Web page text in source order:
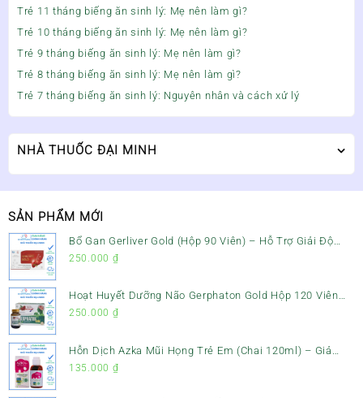
Trẻ 11 tháng biếng ăn sinh lý: Mẹ nên làm gì?
Trẻ 10 tháng biếng ăn sinh lý: Mẹ nên làm gì?
Trẻ 9 tháng biếng ăn sinh lý: Mẹ nên làm gì?
Trẻ 8 tháng biếng ăn sinh lý: Mẹ nên làm gì?
Trẻ 7 tháng biếng ăn sinh lý: Nguyên nhân và cách xử lý
NHÀ THUỐC ĐẠI MINH
SẢN PHẨM MỚI
Bổ Gan Gerliver Gold (Hộp 90 Viên) – Hỗ Trợ Giải Độc
Gan, Mát Gan & Bảo Vệ Gan
250.000 ₫
Hoạt Huyết Dưỡng Não Gerphaton Gold Hộp 120 Viên
– Giảm Đau Đầu, Hoa Mắt, Chóng Mặt & Rối Loạn Tiền
250.000 ₫
Hỗn Dịch Azka Mũi Họng Trẻ Em (Chai 120ml) – Giảm
Ho, Tiêu Đờm & Đau Rát Họng
135.000 ₫